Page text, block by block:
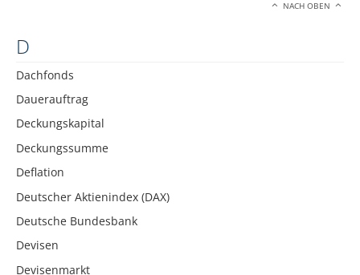
NACH OBEN
D
Dachfonds
Dauerauftrag
Deckungskapital
Deckungssumme
Deflation
Deutscher Aktienindex (DAX)
Deutsche Bundesbank
Devisen
Devisenmarkt